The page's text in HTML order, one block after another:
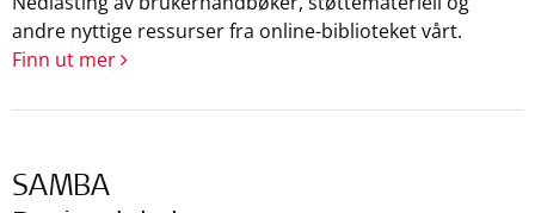
andre nyttige ressurser fra online-biblioteket vårt.
Finn ut mer
SAMBA